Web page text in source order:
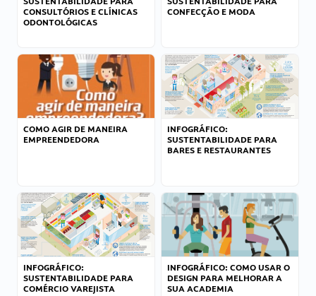
CONSULTÓRIOS E CLÍNICAS
ODONTOLÓGICAS
CONFECÇÃO E MODA
COMO AGIR DE MANEIRA
EMPREENDEDORA
INFOGRÁFICO:
SUSTENTABILIDADE PARA
BARES E RESTAURANTES
INFOGRÁFICO:
SUSTENTABILIDADE PARA
COMÉRCIO VAREJISTA
INFOGRÁFICO: COMO USAR O
DESIGN PARA MELHORAR A
SUA ACADEMIA